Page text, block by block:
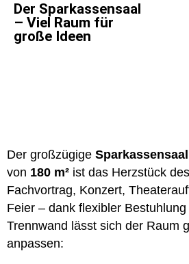
Der Sparkassensaal
– Viel Raum für
große Ideen
Der großzügige Sparkassensaal
von 180 m² ist das Herzstück
Fachvortrag, Konzert,
Feier – dank flexibler
Trennwand lässt sich der Raum
anpassen: